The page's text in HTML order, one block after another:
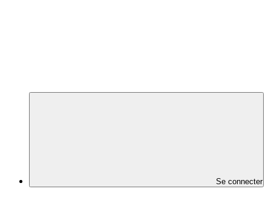
Se connecter